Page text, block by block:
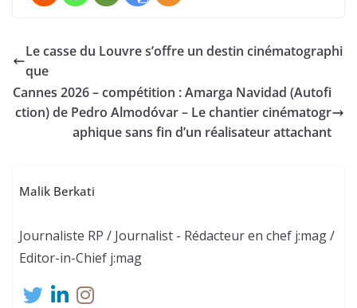
Le casse du Louvre s’offre un destin cinématographi
que
Cannes 2026 – compétition : Amarga Navidad (Autofi
ction) de Pedro Almodóvar – Le chantier cinématogr
aphique sans fin d’un réalisateur attachant
Malik Berkati
Journaliste RP / Journalist - Rédacteur en chef j:mag /
Editor-in-Chief j:mag